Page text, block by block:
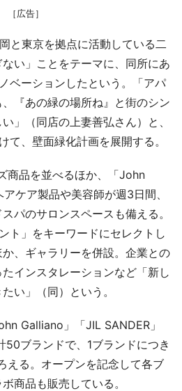
［広告］
と東京を拠点に活動している二
い」ことをテーマに、同所にあ
ベーションしたという。「アパ
『あの緑の場所ね』と街のシン
」（同店の上妻善弘さん）と、
て、壁面緑化計画を展開する。
商品を並べるほか、「John
ケア製品や美容師が週3日間、
パのサロンスペースも備える。
ト」をキーワードにセレクトし
、ギャラリーを併設。企業との
インスタレーションなど「新し
い」（同）という。
Galliano」「JIL SANDER」
50ブランドで、1ブランドにつき
える。オープンを記念して各ブ
商品も販売している。